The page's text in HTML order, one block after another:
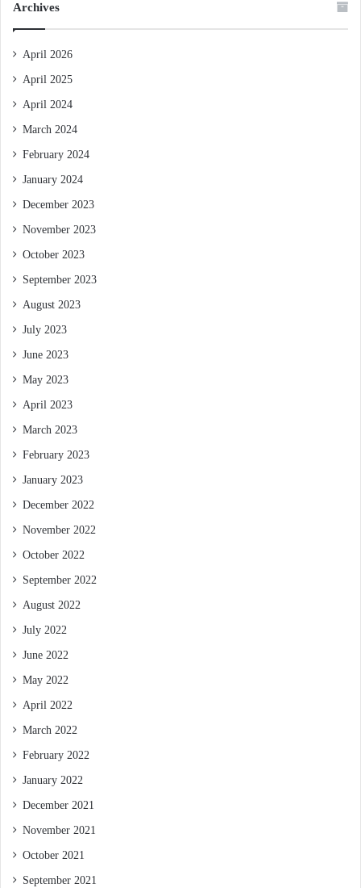
Archives
April 2026
April 2025
April 2024
March 2024
February 2024
January 2024
December 2023
November 2023
October 2023
September 2023
August 2023
July 2023
June 2023
May 2023
April 2023
March 2023
February 2023
January 2023
December 2022
November 2022
October 2022
September 2022
August 2022
July 2022
June 2022
May 2022
April 2022
March 2022
February 2022
January 2022
December 2021
November 2021
October 2021
September 2021